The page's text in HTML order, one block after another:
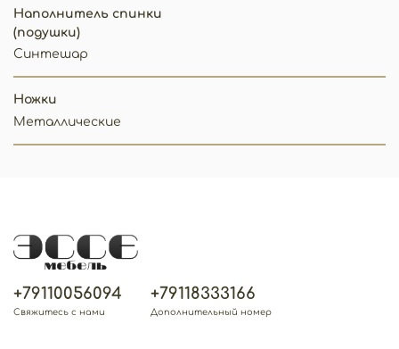
Наполнитель спинки
(подушки)
Синтешар
Ножки
Металлические
+79110056094
Свяжитесь с нами
+79118333166
Дополнительный номер